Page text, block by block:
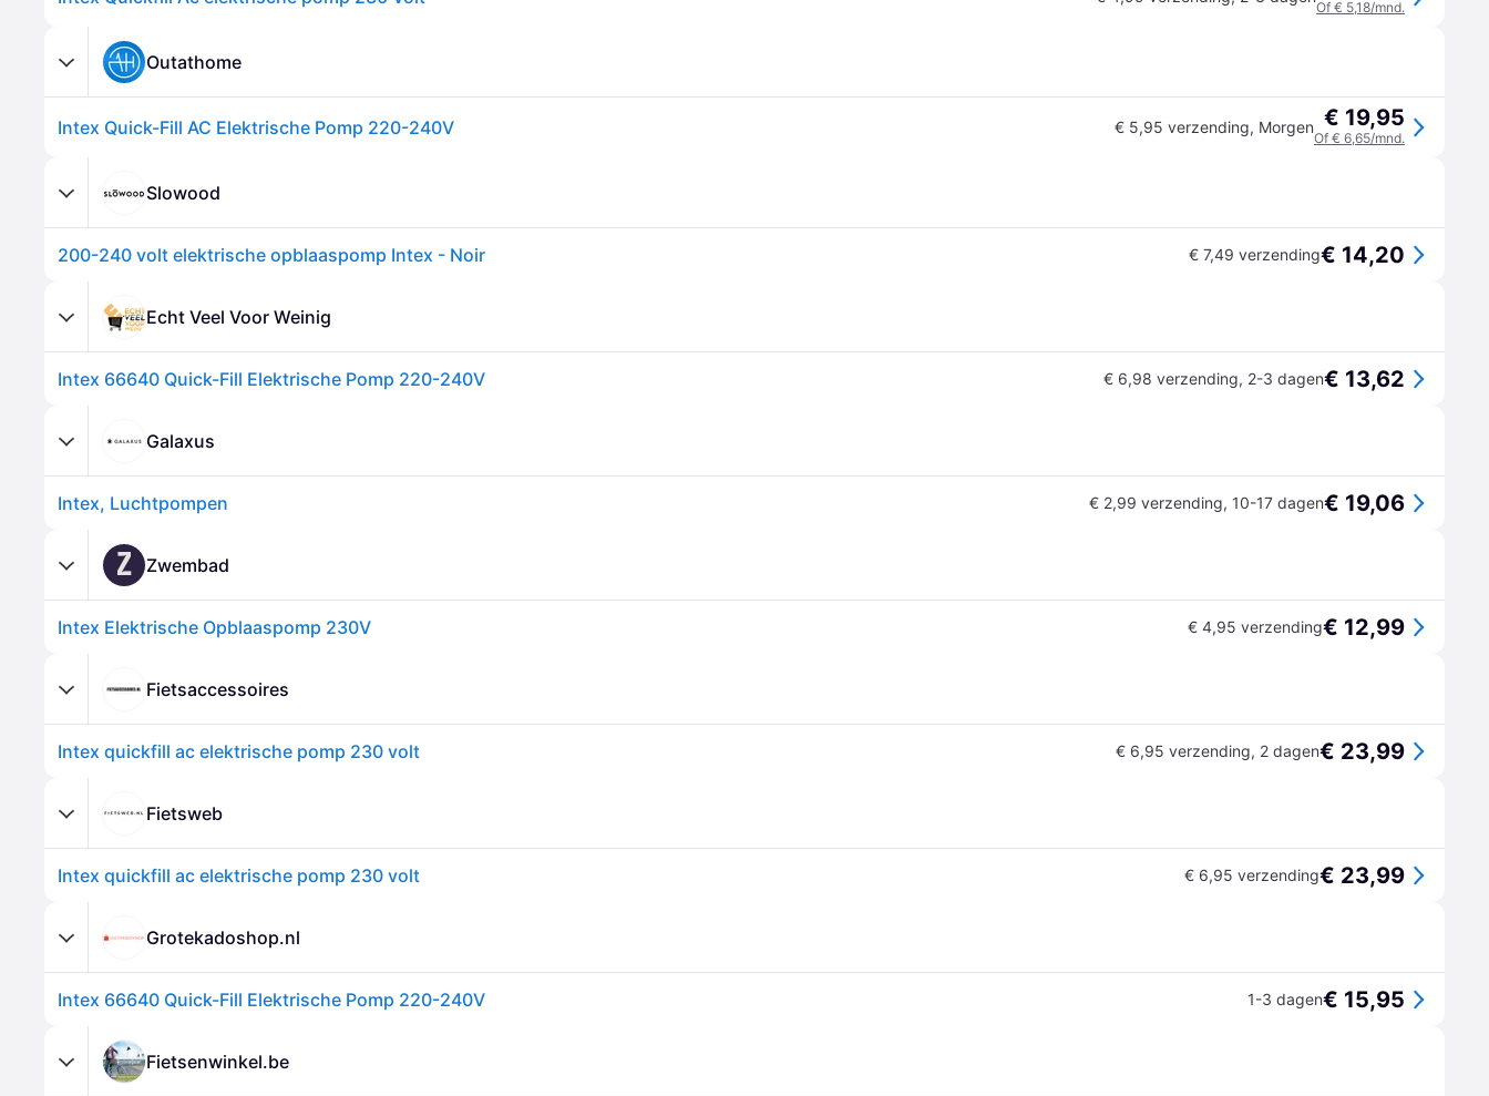
Of € 5,18/mnd.
Outathome
Intex Quick-Fill AC Elektrische Pomp 220-240V € 5,95 verzending, Morgen € 19,95
Of € 6,65/mnd.
Slowood
200-240 volt elektrische opblaaspomp Intex - Noir € 7,49 verzending€ 14,20
Echt Veel Voor Weinig
Intex 66640 Quick-Fill Elektrische Pomp 220-240V € 6,98 verzending, 2-3 dagen€ 13,62
Galaxus
Intex, Luchtpompen € 2,99 verzending, 10-17 dagen€ 19,06
Z Zwembad
Intex Elektrische Opblaaspomp 230V € 4,95 verzending€ 12,99
Fietsaccessoires
Intex quickfill ac elektrische pomp 230 volt € 6,95 verzending, 2 dagen€ 23,99
Fietsweb
Intex quickfill ac elektrische pomp 230 volt € 6,95 verzending€ 23,99
Grotekadoshop.nl
Intex 66640 Quick-Fill Elektrische Pomp 220-240V 1-3 dagen€ 15,95
Fietsenwinkel.be